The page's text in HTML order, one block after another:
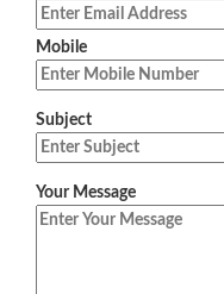
Mobile
Subject
Your Message